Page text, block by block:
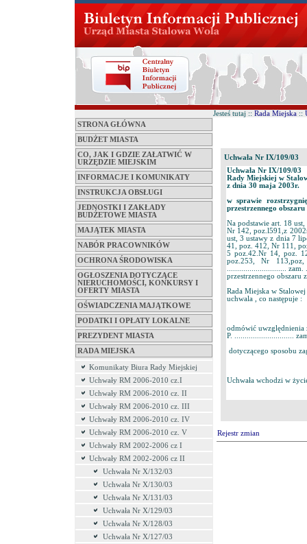
STRONA GŁÓWNA
BUDŻET MIASTA
CO, JAK I GDZIE ZAŁATWIĆ W
URZĘDZIE MIEJSKIM
INFORMACJE I KOMUNIKATY
INSTRUKCJA OBSŁUGI
JEDNOSTKI I ZAKŁADY
BUDŻETOWE MIASTA
MAJĄTEK MIASTA
NABÓR PRACOWNIKÓW
OCHRONA ŚRODOWISKA
OGŁOSZENIA DOTYCZĄCE
NIERUCHOMOŚCI, KONKURSY I
OFERTY MIASTA
OŚWIADCZENIA MAJĄTKOWE
PODATKI I OPŁATY LOKALNE
PREZYDENT MIASTA
RADA MIEJSKA
Komunikaty Biura Rady Miejskiej
Uchwały RM 2006-2010 cz.I
Uchwały RM 2006-2010 cz. II
Uchwały RM 2006-2010 cz. III
Uchwały RM 2006-2010 cz. IV
Uchwały RM 2006-2010 cz. V
Uchwały RM 2002-2006 cz I
Uchwały RM 2002-2006 cz II
Uchwała Nr X/132/03
Uchwała Nr X/130/03
Uchwała Nr X/131/03
Uchwała Nr X/129/03
Uchwała Nr X/128/03
Uchwała Nr X/127/03
Jesteś tutaj :: Rada Miejska ::
Uchwała Nr IX/109/03
Uchwała Nr IX/109/03
Rady Miejskiej w
z dnia 30 maja 2003r.
w sprawie
przestrzennego
Na podstawie art. 18
Nr 142, poz.l591,z
ust, 3 ustawy z dnia 7
41, poz. 412, Nr 111,
5 poz.42.Nr 14, poz.
poz.253, Nr
.............................
przestrzennego obszaru
Rada Miejska w
uchwala , co następuje :
odmówić uwzględnienia
P. .............................
dotyczącego sposobu
Uchwała wchodzi w
Rejestr zmian